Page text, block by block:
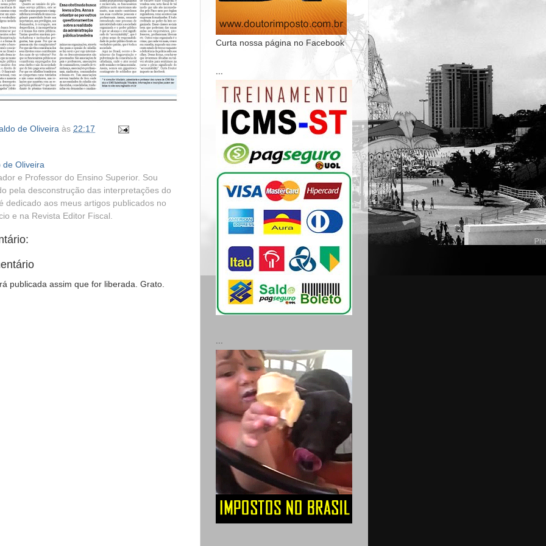
de Oliveira às 22:17
de Oliveira
e Professor do Ensino Superior. Sou
pela desconstrução das interpretações do
dedicado aos meus artigos publicados no
e na Revista Editor Fiscal.
publicada assim que for liberada. Grato.
Curta nossa página no Facebook
...
...